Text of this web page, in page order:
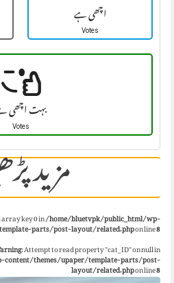
اچھی ہے
Votes
بہت اچھی
Votes
مزید
key 0 in/home/bluetvpk/public_html/wp-
parts/post-layout/related.phpon line8
: Attempt to read property "cat_ID" on null in
themes/upaper/template-parts/post-
layout/related.phpon line8